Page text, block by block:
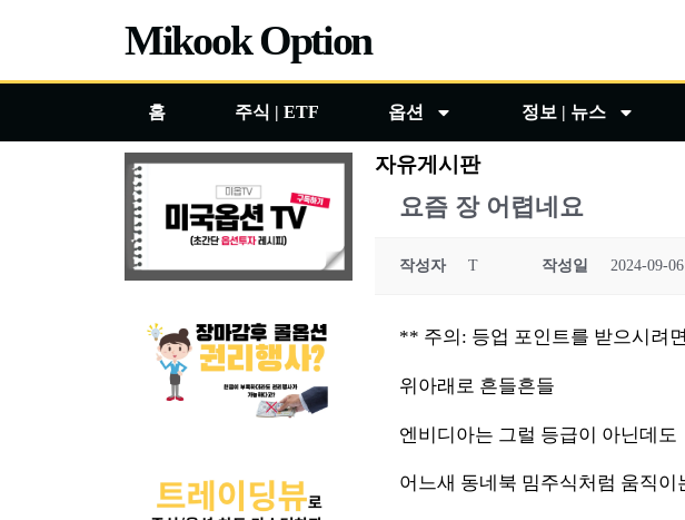
츠
Mikook Option
홈 주식 | ETF 옵션 정보 | 뉴스
자유게시판
요즘 장 어렵네요
작성자 T 작성일 2024-09-
** 주의: 등업 포인트를 받으시려
위아래로 흔들흔들
엔비디아는 그럴 등급이 아닌데도
어느새 동네북 밈주식처럼 움직이